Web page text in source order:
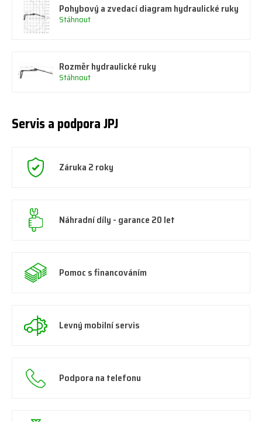
Pohybový a zvedací diagram hydraulické ruky
Stáhnout
Rozměr hydraulické ruky
Stáhnout
Servis a podpora JPJ
Záruka 2 roky
Náhradní díly - garance 20 let
Pomoc s financováním
Levný mobilní servis
Podpora na telefonu